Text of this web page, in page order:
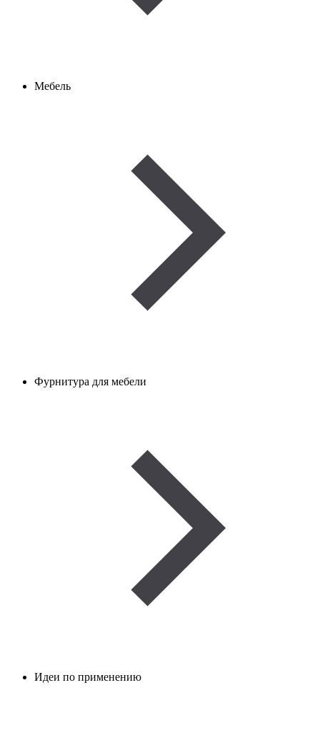
Мебель
Фурнитура для мебели
Идеи по применению